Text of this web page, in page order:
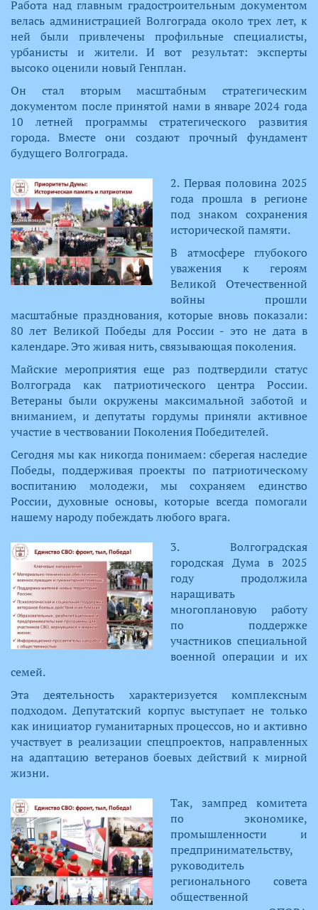
Работа над главным градостроительным документом
велась администрацией Волгограда около трех лет, к
ней были привлечены профильные специалисты,
урбанисты и жители. И вот результат: эксперты
высоко оценили новый Генплан.
Он стал вторым масштабным стратегическим
документом после принятой нами в январе 2024 года
10 летней программы стратегического развития
города. Вместе они создают прочный фундамент
будущего Волгограда.
2. Первая половина 2025
года прошла в регионе
под знаком сохранения
исторической памяти.
В атмосфере глубокого
уважения к героям
Великой Отечественной
войны прошли
масштабные празднования, которые вновь показали:
80 лет Великой Победы для России - это не дата в
календаре. Это живая нить, связывающая поколения.
Майские мероприятия еще раз подтвердили статус
Волгограда как патриотического центра России.
Ветераны были окружены максимальной заботой и
вниманием, и депутаты гордумы приняли активное
участие в чествовании Поколения Победителей.
Сегодня мы как никогда понимаем: сберегая наследие
Победы, поддерживая проекты по патриотическому
воспитанию молодежи, мы сохраняем единство
России, духовные основы, которые всегда помогали
нашему народу побеждать любого врага.
​3. Волгоградская
городская Дума в 2025
году продолжила
наращивать
многоплановую работу
по поддержке
участников специальной
военной операции и их
семей.
Эта деятельность характеризуется комплексным
подходом. Депутатский корпус выступает не только
как инициатор гуманитарных процессов, но и активно
участвует в реализации спецпроектов, направленных
на адаптацию ветеранов боевых действий к мирной
жизни.
Так, зампред комитета
по экономике,
промышленности и
предпринимательству,
руководитель
регионального совета
общественной